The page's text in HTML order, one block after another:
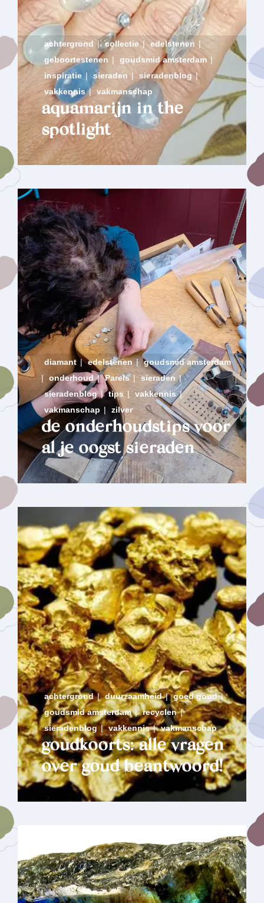
achtergrond | collectie | edelstenen |
geboortestenen | goudsmid amsterdam |
inspiratie | sieraden | sieradenblog |
vakkennis | vakmanschap
aquamarijn in the
spotlight
diamant | edelstenen | goudsmid amsterdam
| onderhoud | Parels | sieraden |
sieradenblog | tips | vakkennis |
vakmanschap | zilver
dé onderhoudstips voor
al je oogst sieraden
achtergrond | duurzaamheid | goed goud |
goudsmid amsterdam | recyclen |
sieradenblog | vakkennis | vakmanschap
goudkoorts: alle vragen
over goud beantwoord!